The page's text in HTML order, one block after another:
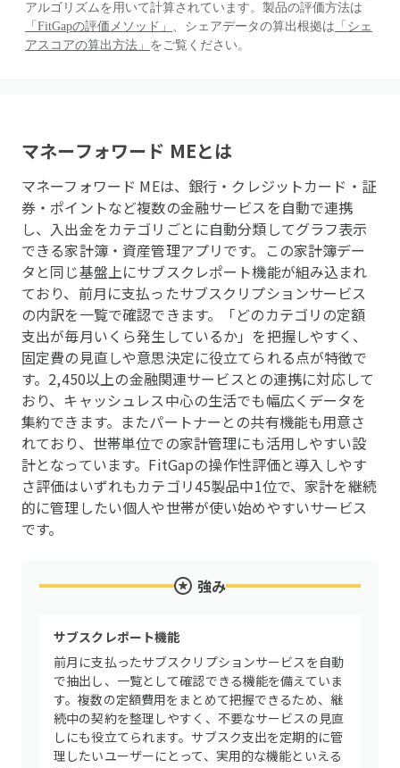
アルゴリズムを用いて計算されています。製品の評価方法は
「FitGapの評価メソッド」 、シェアデータの算出根拠は 「シェ
アスコアの算出方法」 をご覧ください。
マネーフォワード MEとは
マネーフォワード MEは、銀行・クレジットカード・証
券・ポイントなど複数の金融サービスを自動で連携
し、入出金をカテゴリごとに自動分類してグラフ表示
できる家計簿・資産管理アプリです。この家計簿デー
タと同じ基盤上にサブスクレポート機能が組み込まれ
ており、前月に支払ったサブスクリプションサービス
の内訳を一覧で確認できます。「どのカテゴリの定額
支出が毎月いくら発生しているか」を把握しやすく、
固定費の見直しや意思決定に役立てられる点が特徴で
す。2,450以上の金融関連サービスとの連携に対応して
おり、キャッシュレス中心の生活でも幅広くデータを
集約できます。またパートナーとの共有機能も用意さ
れており、世帯単位での家計管理にも活用しやすい設
計となっています。FitGapの操作性評価と導入しやす
さ評価はいずれもカテゴリ45製品中1位で、家計を継続
的に管理したい個人や世帯が使い始めやすいサービス
です。
強み
サブスクレポート機能
前月に支払ったサブスクリプションサービスを自動
で抽出し、一覧として確認できる機能を備えていま
す。複数の定額費用をまとめて把握できるため、継
続中の契約を整理しやすく、不要なサービスの見直
しにも役立てられます。サブスク支出を定期的に管
理したいユーザーにとって、実用的な機能といえる